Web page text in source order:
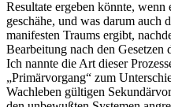
Resultate ergeben könnte,
geschähe, und was darum auch
manifesten Traums ergibt,
Bearbeitung nach den Gesetzen
Ich nannte die Art dieser
„Primärvorgang“ zum
Wachleben gültigen